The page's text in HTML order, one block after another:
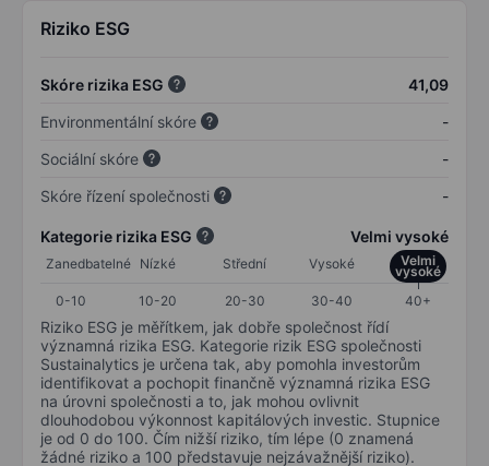
Riziko ESG
Skóre rizika ESG
41,09
Environmentální skóre
-
Sociální skóre
-
Skóre řízení společnosti
-
Kategorie rizika ESG Velmi vysoké
Zanedbatelné Nízké Střední Vysoké Velmi
vysoké
0-10
10-20 20-30 30-40 40+
Riziko ESG je měřítkem, jak dobře společnost řídí
významná rizika ESG. Kategorie rizik ESG společnosti
Sustainalytics je určena tak, aby pomohla investorům
identifikovat a pochopit finančně významná rizika ESG
na úrovni společnosti a to, jak mohou ovlivnit
dlouhodobou výkonnost kapitálových investic. Stupnice
je od 0 do 100. Čím nižší riziko, tím lépe (0 znamená
žádné riziko a 100 představuje nejzávažnější riziko).